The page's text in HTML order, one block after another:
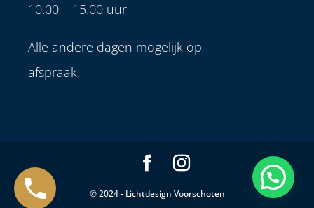
10.00 – 15.00 uur
Alle andere dagen mogelijk op
afspraak.
© 2024 - Lichtdesign Voorschoten